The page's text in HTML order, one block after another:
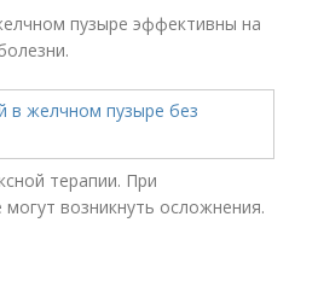
пузыре эффективны на
терапии. При
возникнуть осложнения.